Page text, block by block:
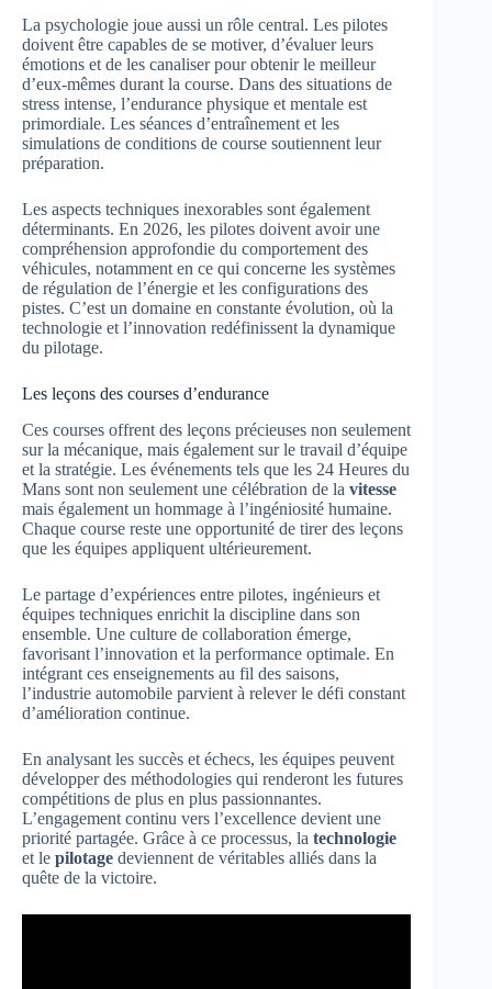
La psychologie joue aussi un rôle central. Les pilotes
doivent être capables de se motiver, d’évaluer leurs
émotions et de les canaliser pour obtenir le meilleur
d’eux-mêmes durant la course. Dans des situations de
stress intense, l’endurance physique et mentale est
primordiale. Les séances d’entraînement et les
simulations de conditions de course soutiennent leur
préparation.
Les aspects techniques inexorables sont également
déterminants. En 2026, les pilotes doivent avoir une
compréhension approfondie du comportement des
véhicules, notamment en ce qui concerne les systèmes
de régulation de l’énergie et les configurations des
pistes. C’est un domaine en constante évolution, où la
technologie et l’innovation redéfinissent la dynamique
du pilotage.
Les leçons des courses d’endurance
Ces courses offrent des leçons précieuses non seulement
sur la mécanique, mais également sur le travail d’équipe
et la stratégie. Les événements tels que les 24 Heures du
Mans sont non seulement une célébration de la vitesse
mais également un hommage à l’ingéniosité humaine.
Chaque course reste une opportunité de tirer des leçons
que les équipes appliquent ultérieurement.
Le partage d’expériences entre pilotes, ingénieurs et
équipes techniques enrichit la discipline dans son
ensemble. Une culture de collaboration émerge,
favorisant l’innovation et la performance optimale. En
intégrant ces enseignements au fil des saisons,
l’industrie automobile parvient à relever le défi constant
d’amélioration continue.
En analysant les succès et échecs, les équipes peuvent
développer des méthodologies qui renderont les futures
compétitions de plus en plus passionnantes.
L’engagement continu vers l’excellence devient une
priorité partagée. Grâce à ce processus, la technologie
et le pilotage deviennent de véritables alliés dans la
quête de la victoire.